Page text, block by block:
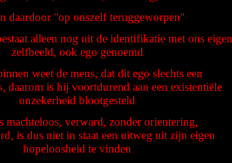
daardoor "op onszelf teruggeworpen"
alleen nog uit de identifikatie met ons eigen
zelfbeeld, ook ego genoemd
weet de mens, dat dit ego slechts een
daarom is hij voortdurend aan een existentiële
onzekerheid blootgesteld
machteloos, verward, zonder orientering,
is dus niet in staat een uitweg uit zijn eigen
hopeloosheid te vinden